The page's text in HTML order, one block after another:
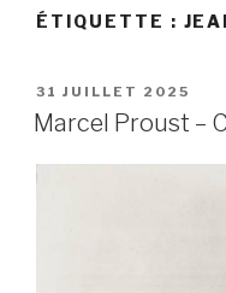
ÉTIQUETTE :
PUBLIÉ
LE
31 JUILLET 2025
Marcel Proust –